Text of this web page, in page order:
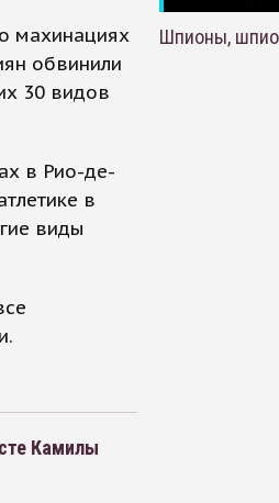
махинациях
обвинили
30 видов
в Рио-де-
в
виды
Камилы
Шпионы,